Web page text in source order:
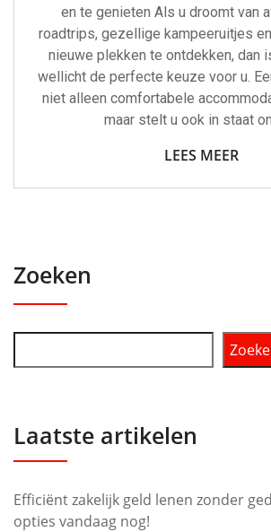
en te genieten Als u droomt van
roadtrips, gezellige kampeeruitjes
nieuwe plekken te ontdekken, dan
wellicht de perfecte keuze voor u.
niet alleen comfortabele
maar stelt u ook in staat
LEES MEER
Zoeken
Laatste artikelen
Efficiënt zakelijk geld lenen zonder
opties vandaag nog!